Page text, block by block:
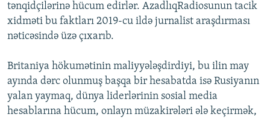
tənqidçilərinə hücum edirlər. AzadlıqRadiosunun tacik
xidməti bu faktları 2019-cu ildə jurnalist araşdırması
nəticəsində üzə çıxarıb.
Britaniya hökumətinin maliyyələşdirdiyi, bu ilin may
ayında dərc olunmuş başqa bir hesabatda isə Rusiyanın
yalan yaymaq, dünya liderlərinin sosial media
hesablarına hücum, onlayn müzakirələri ələ keçirmək,